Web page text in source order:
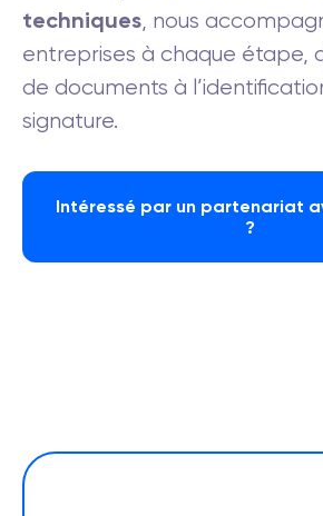
techniques, nous
entreprises à chaque étape,
de documents à
signature.
Intéressé par un partenariat
?